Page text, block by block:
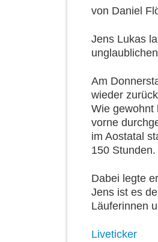
von Daniel
Jens Lukas
Am
wieder
Wie gewohnt
vorne
im Aostatal
150 Stunden.
Dabei legte
Jens ist es
Läuferinnen
Liveticker